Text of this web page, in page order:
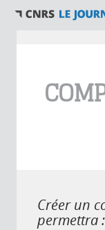
Créer un
permettra :